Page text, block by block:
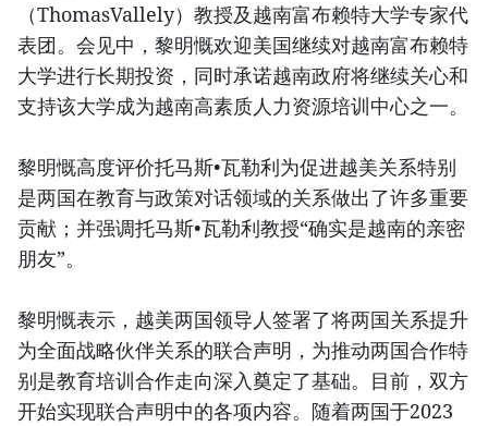
（ThomasVallely）教授及越南富布赖特大学专家代
表团。会见中，黎明慨欢迎美国继续对越南富布赖特
大学进行长期投资，同时承诺越南政府将继续关心和
支持该大学成为越南高素质人力资源培训中心之一。
黎明慨高度评价托马斯•瓦勒利为促进越美关系特别
是两国在教育与政策对话领域的关系做出了许多重要
贡献；并强调托马斯•瓦勒利教授“确实是越南的亲密
朋友”。
黎明慨表示，越美两国领导人签署了将两国关系提升
为全面战略伙伴关系的联合声明，为推动两国合作特
别是教育培训合作走向深入奠定了基础。目前，双方
开始实现联合声明中的各项内容。随着两国于2023